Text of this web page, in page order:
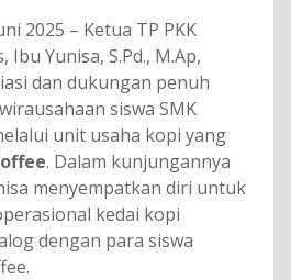
2025 – Ketua TP PKK
Ibu Yunisa, S.Pd., M.Ap,
dan dukungan penuh
siswa SMK
unit usaha kopi yang
. Dalam kunjungannya
menyempatkan diri untuk
kedai kopi
dengan para siswa